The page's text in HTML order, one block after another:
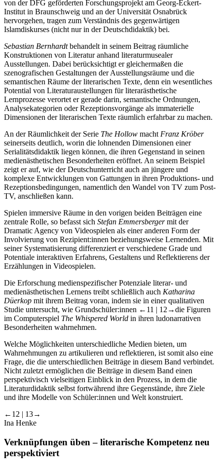
von der DFG geförderten Forschungsprojekt am Georg-Eckert-
Institut in Braunschweig und an der Universität Osnabrück
hervorgehen, tragen zum Verständnis des gegenwärtigen
Islamdiskurses (nicht nur in der Deutschdidaktik) bei.
Sebastian Bernhardtbehandelt in seinem Beitrag räumliche
Konstruktionen von Literatur anhand literaturmusealer
Ausstellungen. Dabei berücksichtigt er gleichermaßen die
szenografischen Gestaltungen der Ausstellungsräume und die
semantischen Räume der literarischen Texte, denn ein wesentliches
Potential von Literaturaustellungen für literarästhetische
Lernprozesse verortet er gerade darin, semantische Ordnungen,
Analysekategorien oder Rezeptionsvorgänge als immaterielle
Dimensionen der literarischen Texte räumlich erfahrbar zu machen.
An der Räumlichkeit der Serie The Hollow machtFranz Kröber
seinerseits deutlich, worin die lohnenden Dimensionen einer
Serialitätsdidaktik liegen können, die ihren Gegenstand in seinen
medienästhetischen Besonderheiten eröffnet. An seinem Beispiel
zeigt er auf, wie der Deutschunterricht auch an jüngere und
komplexe Entwicklungen von Gattungen in ihren Produktions- und
Rezeptionsbedingungen, namentlich den Wandel von TV zum Post-
TV, anschließen kann.
Spielen immersive Räume in den vorigen beiden Beiträgen eine
zentrale Rolle, so befasst sich Stefan Emmersbergermit der
Dramatic Agency von Videospielen als einer anderen Form der
Involvierung von Rezipient:innen beziehungsweise Lernenden. Mit
seiner Systematisierung differenziert er verschiedene Grade und
Potentiale interaktiven Erfahrens, Gestaltens und Reflektierens der
Erzählungen in Videospielen.
Die Erforschung medienspezifischer Potenziale literar- und
medienästhetischen Lernens treibt schließlich auch Katharina
Düerkop mit ihrem Beitrag voran, indem sie in einer qualitativen
Studie untersucht, wie Grundschüler:innen ←11 | 12→die Figuren
im Computerspiel The Whispered World in ihren ludonarrativen
Besonderheiten wahrnehmen.
Welche Möglichkeiten unterschiedliche Medien bieten, um
Wahrnehmungen zu artikulieren und reflektieren, ist somit also eine
Frage, die die unterschiedlichen Beiträge in diesem Band verbindet.
Nicht zuletzt ermöglichen die Beiträge in diesem Band einen
perspektivisch vielseitigen Einblick in den Prozess, in dem die
Literaturdidaktik selbst fortwährend ihre Gegenstände, ihre Ziele
und ihre Modelle von Schüler:innen und Welt konstruiert.
←12 | 13→
Ina Henke
Verknüpfungen üben – literarische Kompetenz neu
perspektiviert